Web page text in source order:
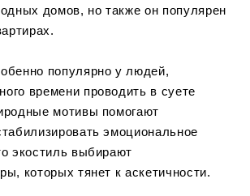
домов, но также он популярен
популярно у людей,
времени проводить в суете
мотивы помогают
эмоциональное
экостиль выбирают
которых тянет к аскетичности.